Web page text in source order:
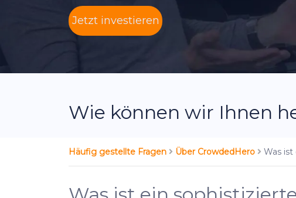
Jetzt investieren
Wie können wir Ihnen
Häufig gestellte Fragen Über CrowdedHero Was